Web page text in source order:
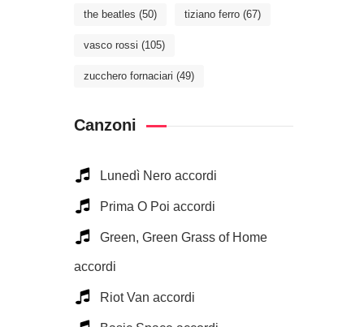
the beatles (50) tiziano ferro (67)
vasco rossi (105)
zucchero fornaciari (49)
Canzoni
Lunedì Nero accordi
Prima O Poi accordi
Green, Green Grass of Home
accordi
Riot Van accordi